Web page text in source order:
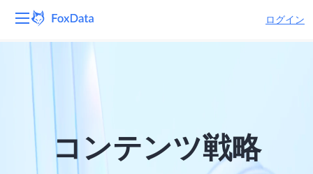
ログイン
プラットフォーム
ソリューション
リソース
コンテンツ戦略